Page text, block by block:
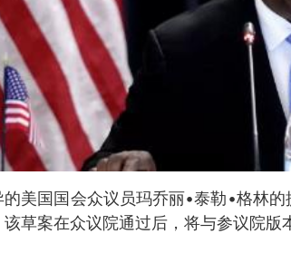
的美国国会众议员玛乔丽•泰勒•格林
草案在众议院通过后，将与参议院版